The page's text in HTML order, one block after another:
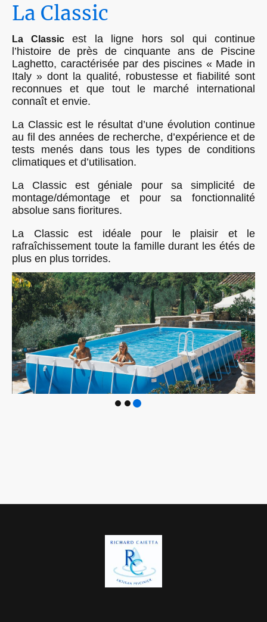
La Classic
La Classicest la ligne hors sol qui continue
l’histoire de près de cinquante ans de Piscine
Laghetto, caractérisée par des piscines « Made in
Italy » dont la qualité, robustesse et fiabilité sont
reconnues et que tout le marché international
connaît et envie.
La Classic est le résultat d’une évolution continue
au fil des années de recherche, d’expérience et de
tests menés dans tous les types de conditions
climatiques et d’utilisation.
La Classic est géniale pour sa simplicité de
montage/démontage et pour sa fonctionnalité
absolue sans fioritures.
La Classic est idéale pour le plaisir et le
rafraîchissement toute la famille durant les étés de
plus en plus torrides.